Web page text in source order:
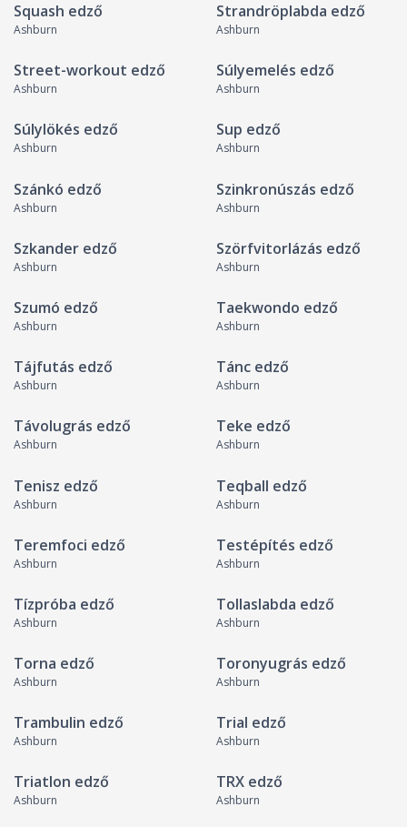
Squash edző
Ashburn
Strandröplabda edző
Ashburn
Street-workout edző
Ashburn
Súlyemelés edző
Ashburn
Súlylökés edző
Ashburn
Sup edző
Ashburn
Szánkó edző
Ashburn
Szinkronúszás edző
Ashburn
Szkander edző
Ashburn
Szörfvitorlázás edző
Ashburn
Szumó edző
Ashburn
Taekwondo edző
Ashburn
Tájfutás edző
Ashburn
Tánc edző
Ashburn
Távolugrás edző
Ashburn
Teke edző
Ashburn
Tenisz edző
Ashburn
Teqball edző
Ashburn
Teremfoci edző
Ashburn
Testépítés edző
Ashburn
Tízpróba edző
Ashburn
Tollaslabda edző
Ashburn
Torna edző
Ashburn
Toronyugrás edző
Ashburn
Trambulin edző
Ashburn
Trial edző
Ashburn
Triatlon edző
Ashburn
TRX edző
Ashburn